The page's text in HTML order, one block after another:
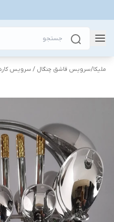
ملیکا/سرویس قاشق چنگال / سرویس کارد